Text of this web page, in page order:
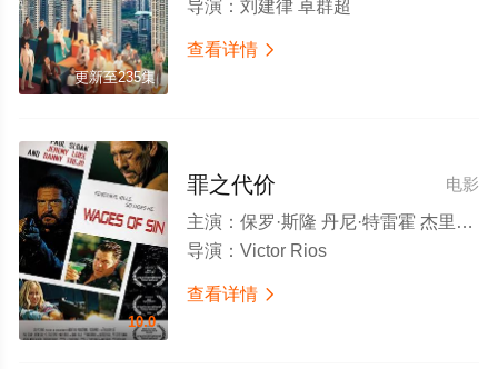
更新至235集
导演： 刘建律 卓群超
查看详情 
10.0
电影
罪之代价
主演： 保罗·斯隆 丹尼·特雷霍 杰里米·卢克 蒂芬·赛勒斯·沙斐 Nazo Bravo Sophie Blondin Marcus Ray Jamal Trulove Caroline Hallum Anthony Sinopoli Byron Coolie 梅勒迪斯·万丘克
导演： Victor Rios
查看详情 